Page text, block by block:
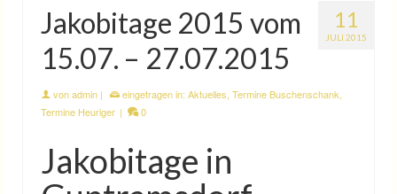
11
JULI 2015
Jakobitage 2015 vom
15.07. – 27.07.2015
vonadmin | eingetragen in: Aktuelles, Termine Buschenschank,
Termine Heuriger | 0
Jakobitage in